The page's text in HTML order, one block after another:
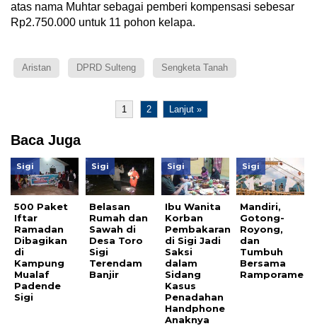
atas nama Muhtar sebagai pemberi kompensasi sebesar
Rp2.750.000 untuk 11 pohon kelapa.
Aristan DPRD Sulteng Sengketa Tanah
1 2 Lanjut »
Baca Juga
Sigi
500 Paket
Iftar
Ramadan
Dibagikan
di
Kampung
Mualaf
Padende
Sigi
Sigi
Belasan
Rumah dan
Sawah di
Desa Toro
Sigi
Terendam
Banjir
Sigi
Ibu Wanita
Korban
Pembakaran
di Sigi Jadi
Saksi
dalam
Sidang
Kasus
Penadahan
Handphone
Anaknya
Sigi
Mandiri,
Gotong-
Royong,
dan
Tumbuh
Bersama
Ramporame